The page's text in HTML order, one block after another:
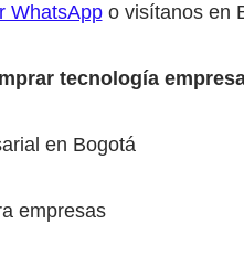
WhatsAppo visítanos en
tecnología
en Bogotá
empresas